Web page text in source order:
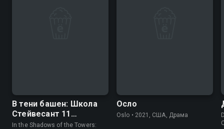
В тени башен: Школа
Стейвесант 11
сентября
In the Shadows of the Towers:
Осло
Oslo • 2021, США, Драма